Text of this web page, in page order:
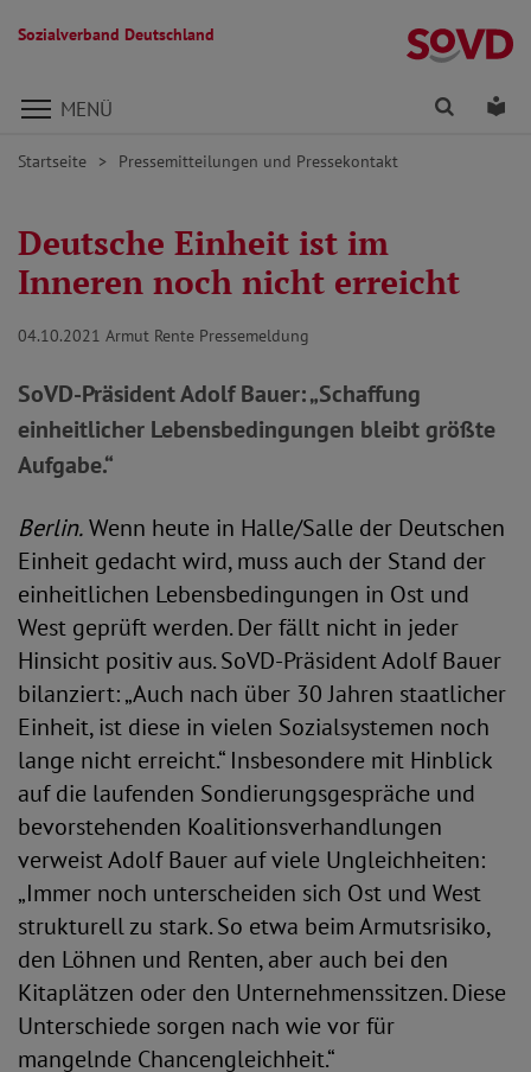
Sozialverband Deutschland
Direkt zu den Inhalten springen
MENÜ Finden
Startseite Pressemitteilungen und Pressekontakt
Deutsche Einheit ist im
Inneren noch nicht erreicht
04.10.2021 Armut Rente Pressemeldung
SoVD-Präsident Adolf Bauer: „Schaffung
einheitlicher Lebensbedingungen bleibt größte
Aufgabe.“
Berlin.Wenn heute in Halle/Salle der Deutschen
Einheit gedacht wird, muss auch der Stand der
einheitlichen Lebensbedingungen in Ost und
West geprüft werden. Der fällt nicht in jeder
Hinsicht positiv aus. SoVD-Präsident Adolf Bauer
bilanziert: „Auch nach über 30 Jahren staatlicher
Einheit, ist diese in vielen Sozialsystemen noch
lange nicht erreicht.“ Insbesondere mit Hinblick
auf die laufenden Sondierungsgespräche und
bevorstehenden Koalitionsverhandlungen
verweist Adolf Bauer auf viele Ungleichheiten:
„Immer noch unterscheiden sich Ost und West
strukturell zu stark. So etwa beim Armutsrisiko,
den Löhnen und Renten, aber auch bei den
Kitaplätzen oder den Unternehmenssitzen. Diese
Unterschiede sorgen nach wie vor für
mangelnde Chancengleichheit.“